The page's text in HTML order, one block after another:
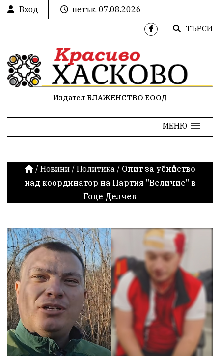
Вход
петък, 07.08.2026
ТЪРСИ
Издател БЛАЖЕНСТВО ЕООД
МЕНЮ
/ Новини / Политика / Опит за убийство
над координатор на Партия "Величие" в
Гоце Делчев